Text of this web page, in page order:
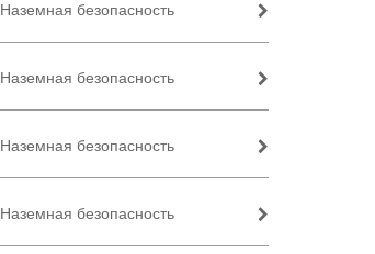
Наземная безопасность
Наземная безопасность
Наземная безопасность
Наземная безопасность